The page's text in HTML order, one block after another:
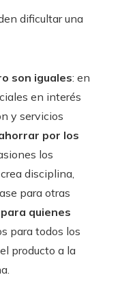
dificultar una
son iguales: en
en interés
y servicios
por los
los
disciplina,
para otras
quienes
para todos los
producto a la